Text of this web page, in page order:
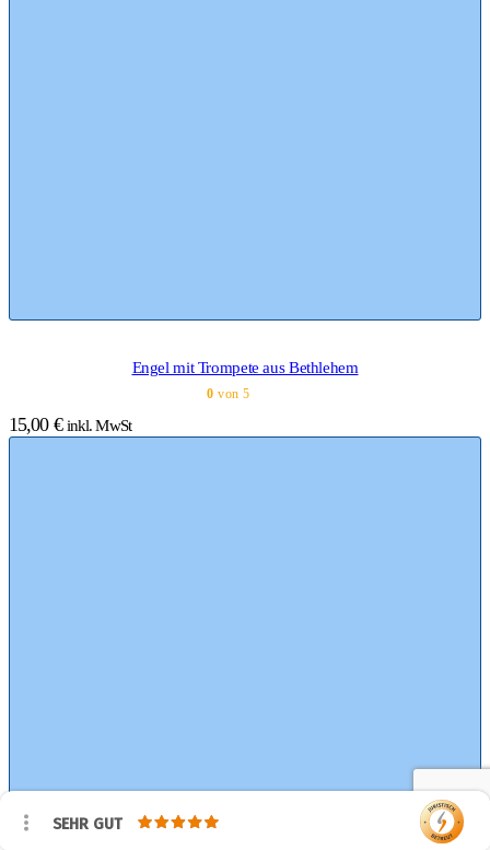
Engel mit Trompete aus Bethlehem
0 von 5
15,00 € inkl. MwSt
SEHR GUT